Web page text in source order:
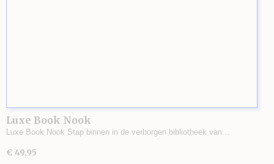
Luxe Book Nook
Luxe Book Nook Stap binnen in de verborgen bibliotheek van…
€ 49,95